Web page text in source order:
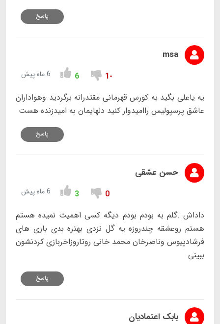
پاسخ
msa
-1
6 6 ماه پیش
یه یاعلی بگید به کورس قهرمانی مقتدرانه برگردید وهواداران
عاشق پرسپولیس راامیدوار کنید دلهایمان به امیدزنده هست
پاسخ
حسن عشقی
0
3 6 ماه پیش
داداش .گلم به بودم بودم دیگه کسی اهمیت نمیده هستم
هستم روعشقه چندروزه یه گل نزدی بهتره بدی بازی های
فرشادپیوس وناصرخان محمد خانی روتاروزاخربازی کردنشون
ببینی
پاسخ
بابک اعتمادیان